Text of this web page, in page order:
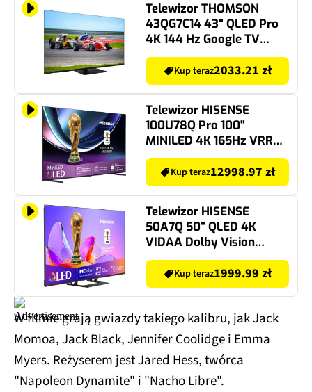
Telewizor THOMSON
43QG7C14 43" QLED Pro
4K 144 Hz Google TV
Dolby Atmos Dolby
Vision HDMI 2.1
Kup teraz2033.21 zł
Telewizor HISENSE
100U78Q Pro 100"
MINILED 4K 165Hz VRR
VIDAA Dolby Vision
Dolby Atmos HDMI 2.1
Kup teraz12998.97 zł
Telewizor HISENSE
50A7Q 50" QLED 4K
VIDAA Dolby Vision
Dolby Atmos HDMI 2.1
Kup teraz1999.99 zł
W filmie grają gwiazdy takiego kalibru, jak Jack
Momoa, Jack Black, Jennifer Coolidge i Emma
Myers. Reżyserem jest Jared Hess, twórca
"Napoleon Dynamite" i "Nacho Libre".